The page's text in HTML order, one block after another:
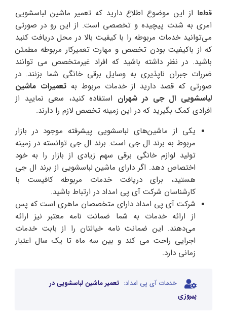
قطعا از این موضوع اطلاع دارید که تعمیر ماشین لباسشویی
امری به شدت پیچیده و تخصصی است. از این رو در صورتی
می‌توانید خدمات مربوطه را با کیفیت بالا در محل دریافت کنید
که از باکیفیت بودن تخصص و مهارت تعمیرکار مربوطه مطمئن
باشید. در نظر داشته باشید که افراد غیرمتخصص می توانند
ضررات جبران ناپذیری به وسایل برقی خانگی شما بزنند. در
صورتی که قصد دارید از خدمات مربوط بهتعمیرات ماشین
لباسشویی ال جی در شهران استفاده کنید، سعی نمایید از
افرادی کمک بگیرید که در این زمینه تخصص لازم را دارند.
یکی از ماشین‌های لباسشویی‌ پیشرفته موجود در بازار
مربوط به برند ال جی است. برند ال جی توانسته در زمینه
تولید لوازم خانگی برقی سهم زیادی از بازار را به خود
اختصاص دهد. اگر دارای ماشین لباسشویی از برند ال جی
هستید، برای دریافت خدمات مربوطه کافیست با
کارشناسان شرکت آی پی امداد در ارتباط باشید.
شرکت آی پی امداد دارای متخصصان ماهری است که پس
از ارائه خدمات به شما ضمانت نامه معتبر نیز ارائه
می‌دهند. این ضمانت نامه خیالتان را از بابت خدمات
اجرایی راحت می کند و بین سه ماه تا یک سال اعتبار
زمانی دارد.
خدمات آی پی امداد: تعمیر ماشین لباسشویی در
پیروزی